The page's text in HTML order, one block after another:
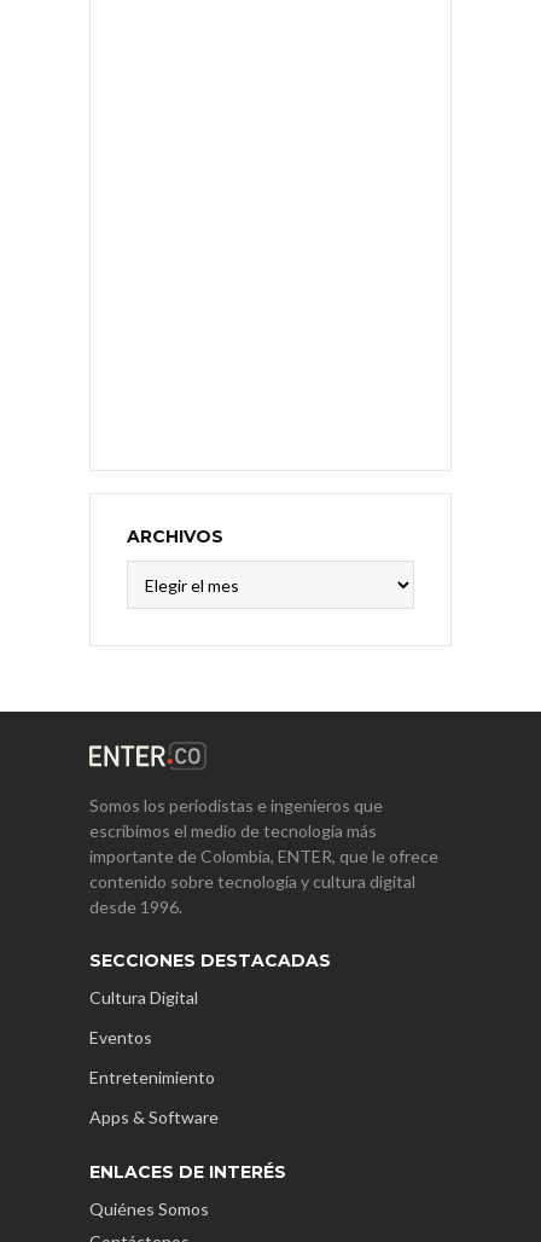
ARCHIVOS
Somos los periodistas e ingenieros que
escribimos el medio de tecnología más
importante de Colombia, ENTER, que le ofrece
contenido sobre tecnología y cultura digital
desde 1996.
SECCIONES DESTACADAS
Cultura Digital
Eventos
Entretenimiento
Apps & Software
ENLACES DE INTERÉS
Quiénes Somos